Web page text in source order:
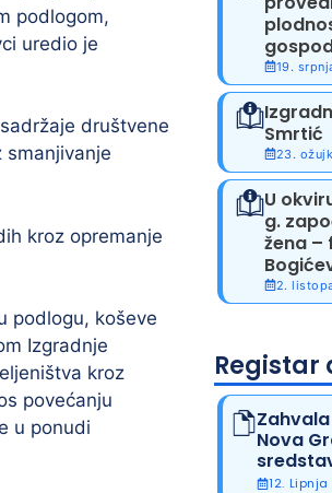
podlogom,
uredio je
društvene
kroz opremanje
podlogu, koševe
Izgradnje
kroz
povećanju
u ponudi
19.
Smrtić
23.
U
g.
žena –
2.
Registar
Zahvala
Nova
12.